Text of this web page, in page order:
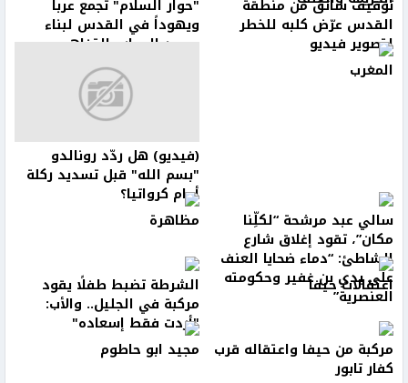
توقيف سائق من منطقة
القدس عرّض كلبه للخطر
لتصوير فيديو
"حوار السلام" تجمع عرباً
ويهوداً في القدس لبناء
جسور الحوار والتفاهم
المغرب
(فيديو) هل ردّد رونالدو
"بسم الله" قبل تسديد ركلة
أمام كرواتيا؟
سالي عبد مرشحة “لكلِّنا
مكان”، تقود إغلاق شارع
الشاطئ: “دماء ضحايا العنف
على يدي بن غفير وحكومته
العنصرية”
مظاهرة
اعتقالات حيفا الشرطة تضبط طفلًا يقود
مركبة في الجليل.. والأب:
"أردت فقط إسعاده"
مركبة من حيفا واعتقاله قرب
كفار تابور
مجيد ابو حاطوم